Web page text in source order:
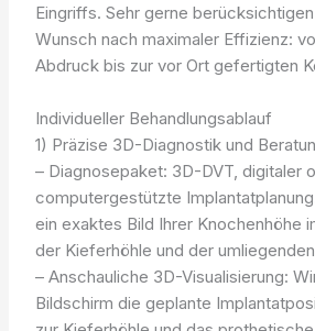
Eingriffs. Sehr gerne
Wunsch nach maximaler Effizienz:
Abdruck bis zur vor Ort gefertigten
Individueller Behandlungsablauf
1) Präzise 3D-Diagnostik und
– Diagnosepaket: 3D-DVT, digitaler
computergestützte
ein exaktes Bild Ihrer Knochenhöhe
der Kieferhöhle und der
– Anschauliche 3D-Visualisierung:
Bildschirm die geplante